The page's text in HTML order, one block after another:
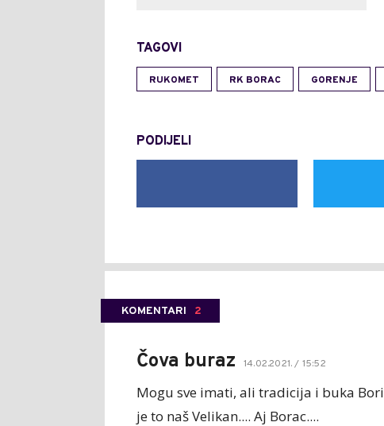
TAGOVI
RUKOMET RK BORAC GORENJE
PODIJELI
KOMENTARI 2
Čova buraz 14.02.2021. / 15:52
Mogu sve imati, ali tradicija i buka
je to naš Velikan.... Aj Borac....